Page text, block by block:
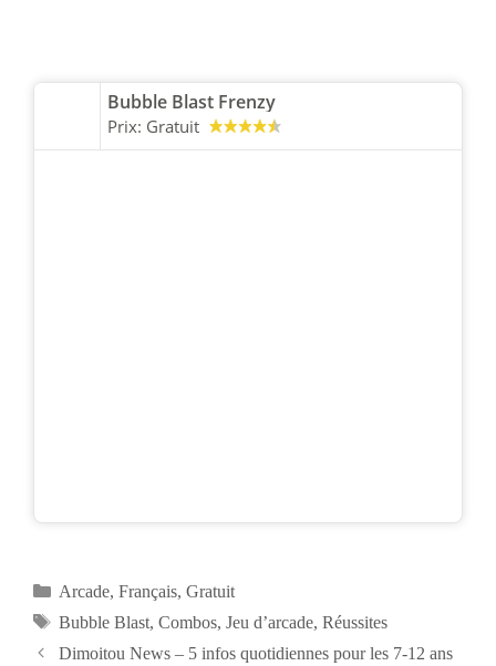
Bubble Blast Frenzy
Prix: Gratuit
Catégories
Arcade, Français, Gratuit
Étiquettes
Bubble Blast, Combos, Jeu d’arcade, Réussites
Navigation
Dimoitou News – 5 infos quotidiennes pour les 7-12 ans